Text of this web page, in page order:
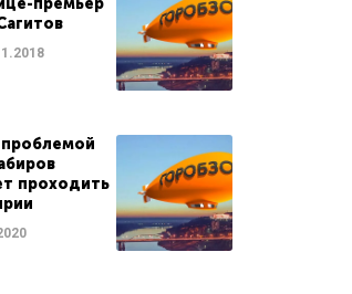
премьер
проходить